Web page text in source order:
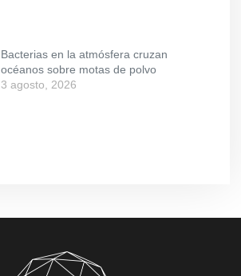
Bacterias en la atmósfera cruzan
océanos sobre motas de polvo
3 agosto, 2026